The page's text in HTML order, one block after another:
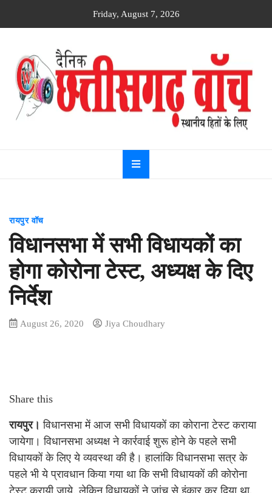
Friday, August 7, 2026
Dainik
Chhattisgarh
watch
रायपुर वॉच
विधानसभा में सभी विधायकों का
होगा कोरोना टेस्ट, अध्यक्ष के दिए
निर्देश
August 26, 2020 Jiya Choudhary
Share this
रायपुर। विधानसभा में आज सभी विधायकों का कोराना टेस्ट कराया
जायेगा। विधानसभा अध्यक्ष ने कार्रवाई शुरू होने के पहले सभी
विधायकों के लिए ये व्यवस्था की है। हालांकि विधानसभा सत्र के
पहले भी ये प्रावधान किया गया था कि सभी विधायकों की कोरोना
टेस्ट करायी जाये, लेकिन विधायकों ने जांच से इंकार कर दिया था,